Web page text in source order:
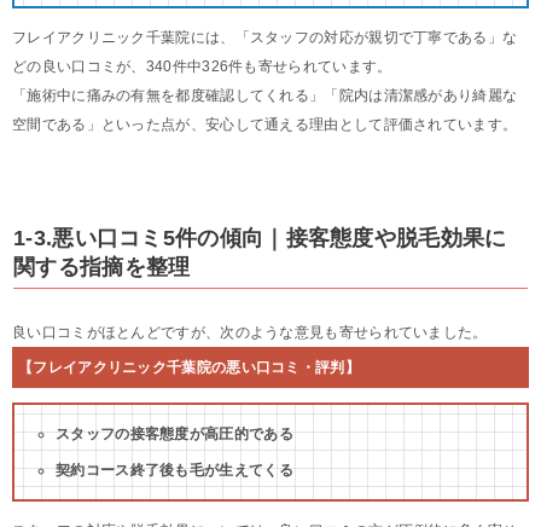
フレイアクリニック千葉院には、「スタッフの対応が親切で丁寧である」な
どの良い口コミが、340件中326件も寄せられています。
「施術中に痛みの有無を都度確認してくれる」「院内は清潔感があり綺麗な
空間である」といった点が、安心して通える理由として評価されています。
1-3.悪い口コミ5件の傾向｜接客態度や脱毛効果に
関する指摘を整理
良い口コミがほとんどですが、次のような意見も寄せられていました。
【フレイアクリニック千葉院の悪い口コミ・評判】
スタッフの接客態度が高圧的である
契約コース終了後も毛が生えてくる